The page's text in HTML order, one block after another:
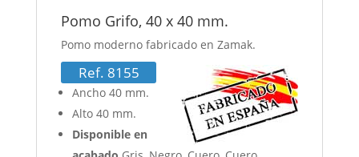
Pomo Grifo, 40 x 40 mm.
Pomo moderno fabricado en Zamak.
Ref. 8155
Ancho 40 mm.
Alto 40 mm.
Disponible en